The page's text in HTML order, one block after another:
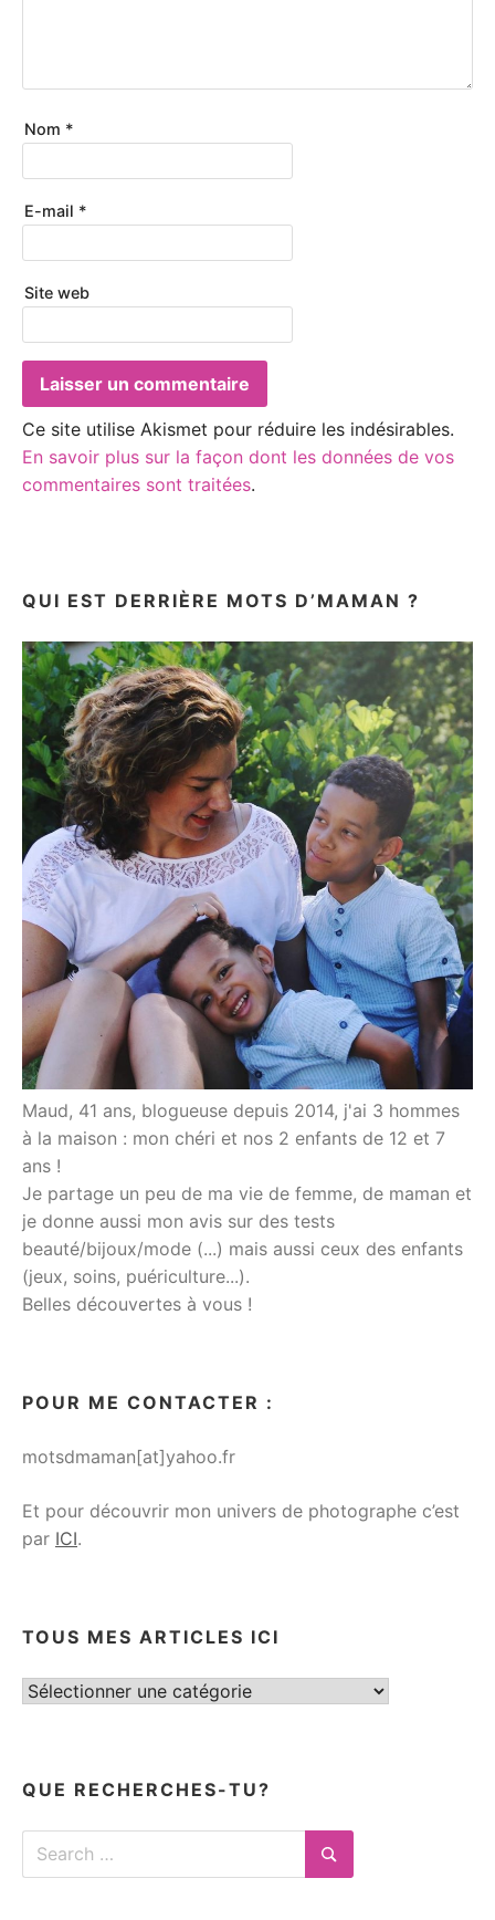
Nom *
E-mail *
Site web
Ce site utilise Akismet pour réduire les indésirables.
En savoir plus sur la façon dont les données de vos
commentaires sont traitées.
QUI EST DERRIÈRE MOTS D’MAMAN ?
Maud, 41 ans, blogueuse depuis 2014, j'ai 3 hommes
à la maison : mon chéri et nos 2 enfants de 12 et 7
ans !
Je partage un peu de ma vie de femme, de maman et
je donne aussi mon avis sur des tests
beauté/bijoux/mode (...) mais aussi ceux des enfants
(jeux, soins, puériculture...).
Belles découvertes à vous !
POUR ME CONTACTER :
motsdmaman[at]yahoo.fr
Et pour découvrir mon univers de photographe c’est
par ICI.
TOUS MES ARTICLES ICI
Tous
QUE RECHERCHES-TU?
Search
Search